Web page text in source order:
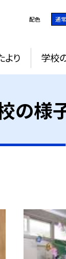
配色 通常
より 学校
の様